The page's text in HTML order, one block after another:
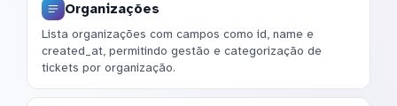
Organizações
Lista organizações com campos como id, name e
created_at, permitindo gestão e categorização de
tickets por organização.